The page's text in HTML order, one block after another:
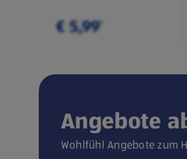
€ 5,99¹
Angebote
Wohlfühl Angebote zum